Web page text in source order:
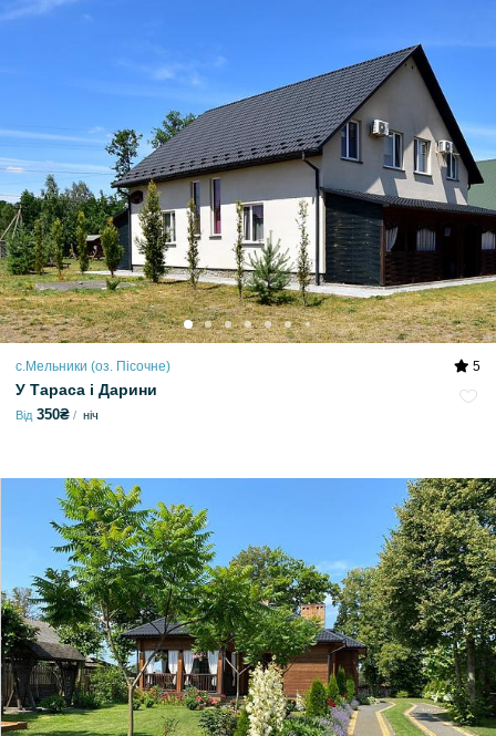
с.Мельники (оз. Пісочне) 5
У Тараса і Дарини
Від 350₴ ніч